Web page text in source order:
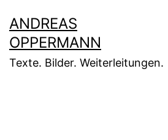
Inhalt
springen
ANDREAS
OPPERMANN
Texte. Bilder. Weiterleitungen.